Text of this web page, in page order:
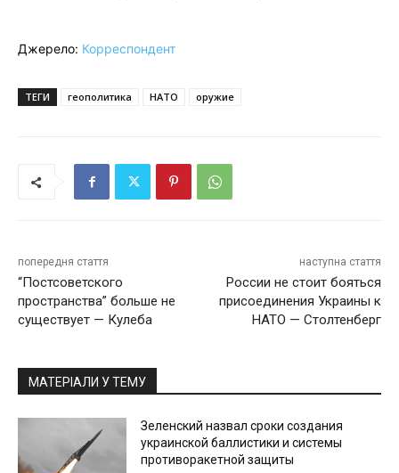
Джерело: Корреспондент
ТЕГИ геополитика НАТО оружие
попередня стаття
“Постсоветского
пространства” больше не
существует — Кулеба
наступна стаття
России не стоит бояться
присоединения Украины к
НАТО — Столтенберг
МАТЕРІАЛИ У ТЕМУ
Зеленский назвал сроки создания
украинской баллистики и системы
противоракетной защиты